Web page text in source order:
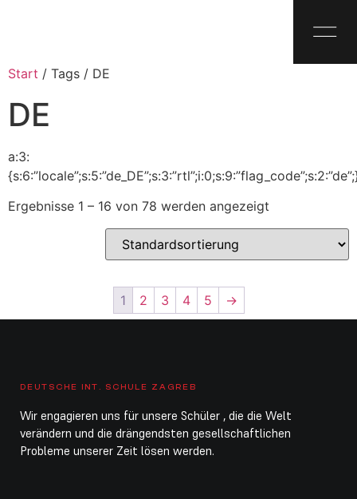
Start / Tags / DE
DE
a:3:
Ergebnisse 1 – 16 von 78 werden angezeigt
1 2 3 4 5 →
DEUTSCHE INT. SCHULE ZAGREB
Wir engagieren uns für unsere Schüler , die die Welt
verändern und die drängendsten gesellschaftlichen
Probleme unserer Zeit lösen werden.